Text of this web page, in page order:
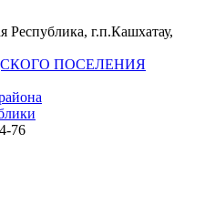
Республика, г.п.Кашхатау,
ПОСЕЛЕНИЯ
76